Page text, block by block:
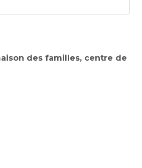
des familles, centre de